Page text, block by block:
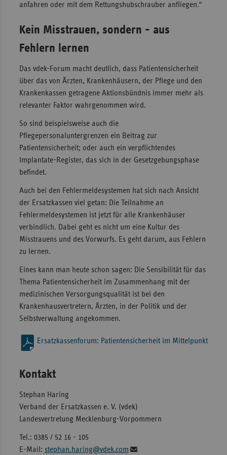
anfahren oder mit dem Rettungshubschrauber anfliegen.“
Kein Misstrauen, sondern - aus
Fehlern lernen
Das vdek-Forum macht deutlich, dass Patientensicherheit
über das von Ärzten, Krankenhäusern, der Pflege und den
Krankenkassen getragene Aktionsbündnis immer mehr als
relevanter Faktor wahrgenommen wird.
So sind beispielsweise auch die
Pflegepersonaluntergrenzen ein Beitrag zur
Patientensicherheit; oder auch ein verpflichtendes
Implantate-Register, das sich in der Gesetzgebungsphase
befindet.
Auch bei den Fehlermeldesystemen hat sich nach Ansicht
der Ersatzkassen viel getan: Die Teilnahme an
Fehlermeldesystemen ist jetzt für alle Krankenhäuser
verbindlich. Dabei geht es nicht um eine Kultur des
Misstrauens und des Vorwurfs. Es geht darum, aus Fehlern
zu lernen.
Eines kann man heute schon sagen: Die Sensibilität für das
Thema Patientensicherheit im Zusammenhang mit der
medizinischen Versorgungsqualität ist bei den
Krankenhausvertretern, Ärzten, in der Politik und der
Selbstverwaltung angekommen.
Ersatzkassenforum: Patientensicherheit im Mittelpunkt
Kontakt
Stephan Haring
Verband der Ersatzkassen e. V. (vdek)
Landesvertretung Mecklenburg-Vorpommern
Tel.: 0385 / 52 16 - 105
E-Mail: stephan.haring@vdek.com